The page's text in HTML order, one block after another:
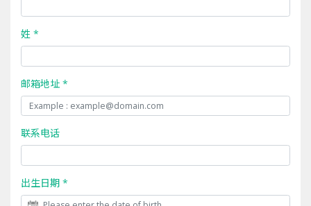
姓 *
邮箱地址 *
联系电话
出生日期 *